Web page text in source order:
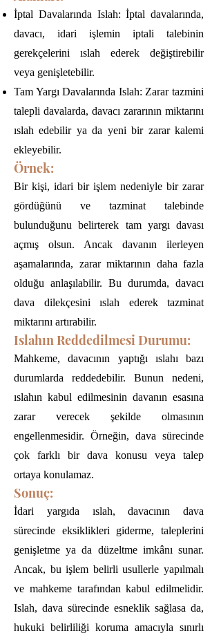
İptal Davalarında Islah: İptal davalarında,
davacı, idari işlemin iptali talebinin
gerekçelerini ıslah ederek değiştirebilir
veya genişletebilir.
Tam Yargı Davalarında Islah: Zarar tazmini
talepli davalarda, davacı zararının miktarını
ıslah edebilir ya da yeni bir zarar kalemi
ekleyebilir.
Örnek:
Bir kişi, idari bir işlem nedeniyle bir zarar
gördüğünü ve tazminat talebinde
bulunduğunu belirterek tam yargı davası
açmış olsun. Ancak davanın ilerleyen
aşamalarında, zarar miktarının daha fazla
olduğu anlaşılabilir. Bu durumda, davacı
dava dilekçesini ıslah ederek tazminat
miktarını artırabilir.
Islahın Reddedilmesi Durumu:
Mahkeme, davacının yaptığı ıslahı bazı
durumlarda reddedebilir. Bunun nedeni,
ıslahın kabul edilmesinin davanın esasına
zarar verecek şekilde olmasının
engellenmesidir. Örneğin, dava sürecinde
çok farklı bir dava konusu veya talep
ortaya konulamaz.
Sonuç:
İdari yargıda ıslah, davacının dava
sürecinde eksiklikleri giderme, taleplerini
genişletme ya da düzeltme imkânı sunar.
Ancak, bu işlem belirli usullerle yapılmalı
ve mahkeme tarafından kabul edilmelidir.
Islah, dava sürecinde esneklik sağlasa da,
hukuki belirliliği koruma amacıyla sınırlı